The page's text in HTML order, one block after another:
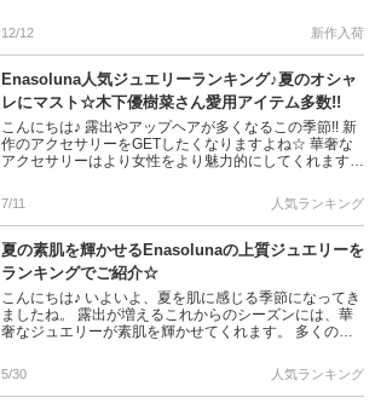
わずかの人気 […]
12/12 新作入荷
Enasoluna人気ジュエリーランキング♪夏のオシャ
レにマスト☆木下優樹菜さん愛用アイテム多数!!
こんにちは♪ 露出やアップヘアが多くなるこの季節!! 新
作のアクセサリーをGETしたくなりますよね☆ 華奢な
アクセサリーはより女性をより魅力的にしてくれます♪
ュエリーブ […]
7/11 人気ランキング
夏の素肌を輝かせるEnasolunaの上質ジュエリーを
ランキングでご紹介☆
こんにちは♪ いよいよ、夏を肌に感じる季節になってき
ましたね。 露出が増えるこれからのシーズンには、華
奢なジュエリーが素肌を輝かせてくれます。 多くの芸
ルーナのジュエリー […]
5/30 人気ランキング